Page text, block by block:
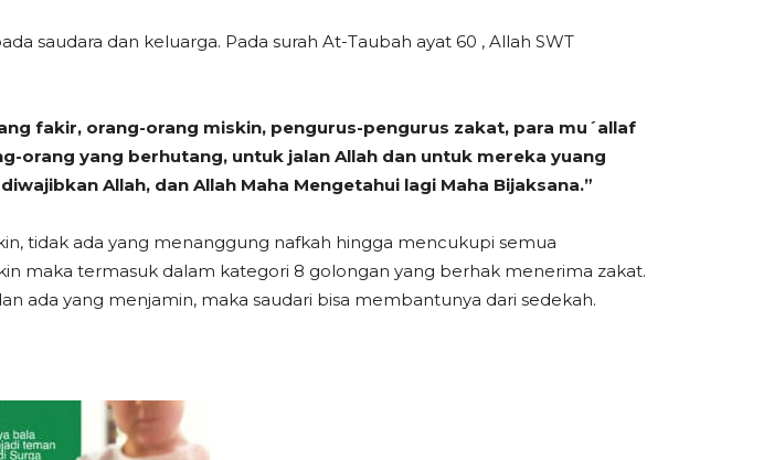
saudara dan keluarga. Pada surah At-Taubah ayat 60 , Allah SWT
fakir, orang-orang miskin, pengurus-pengurus zakat, para mu´allaf
orang yang berhutang, untuk jalan Allah dan untuk mereka yuang
Allah, dan Allah Maha Mengetahui lagi Maha Bijaksana.”
tidak ada yang menanggung nafkah hingga mencukupi semua
maka termasuk dalam kategori 8 golongan yang berhak menerima zakat.
ada yang menjamin, maka saudari bisa membantunya dari sedekah.